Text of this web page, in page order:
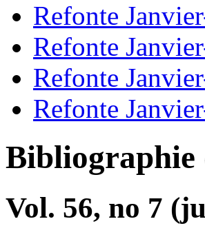
Refonte
Refonte
Refonte
Refonte
Bibliographie
Vol. 56, no 7